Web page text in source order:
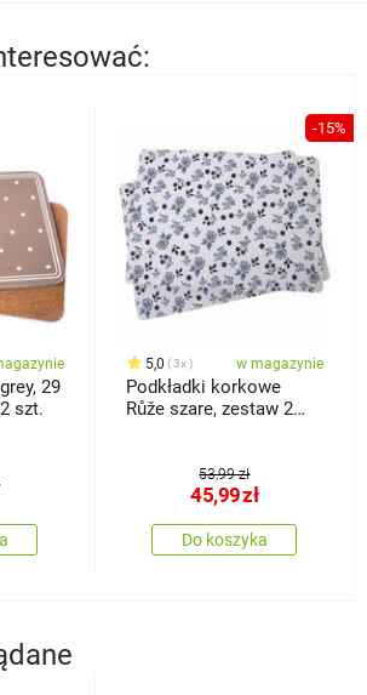
29
szt.
-15%
5,0 3x w magazynie
Podkładki korkowe
Růže szare, zestaw 2
53,99 zł
45,99zł
Do koszyka